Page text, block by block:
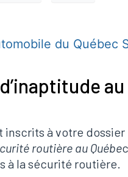
au
inscrits à votre
routière au Québe
à la sécurité routière.